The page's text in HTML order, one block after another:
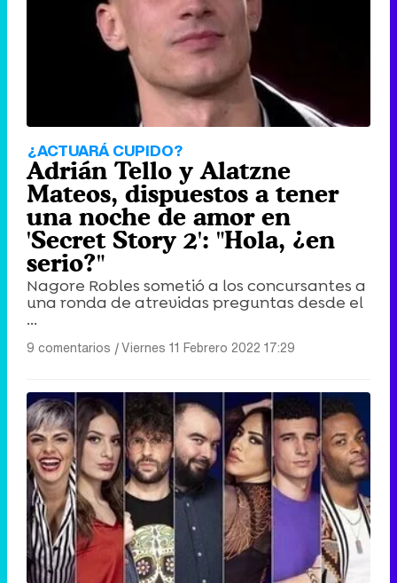
¿ACTUARÁ CUPIDO?
Adrián Tello y Alatzne
Mateos, dispuestos a tener
una noche de amor en
'Secret Story 2': "Hola, ¿en
serio?"
Nagore Robles sometió a los concursantes a
una ronda de atrevidas preguntas desde el
...
9 comentarios |Viernes 11 Febrero 2022 17:29